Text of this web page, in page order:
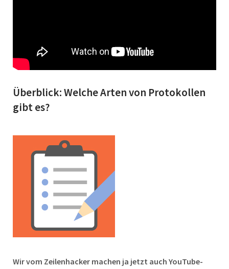
Überblick: Welche Arten von Protokollen
gibt es?
Wir vom Zeilenhacker machen ja jetzt auch YouTube-